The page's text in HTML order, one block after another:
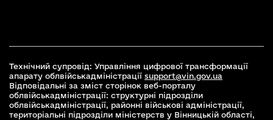
Технічний супровід: Управління цифрової трансформації
апарату облвійськадміністрації support@vin.gov.ua
Відповідальні за зміст сторінок веб-порталу
облвійськадміністрації: структурні підрозділи
облвійськадміністрації, районні військові адміністрації,
територіальні підрозділи міністерств у Вінницькій області,